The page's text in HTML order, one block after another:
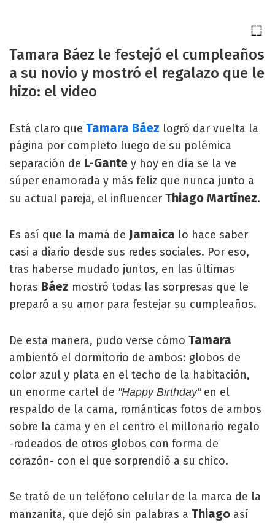
Tamara Báez le festejó el cumpleaños
a su novio y mostró el regalazo que le
hizo: el video
Está claro que Tamara Báez logró dar vuelta la
página por completo luego de su polémica
separación de L-Gante y hoy en día se la ve
súper enamorada y más feliz que nunca junto a
su actual pareja, el influencer Thiago Martínez.
Es así que la mamá de Jamaica lo hace saber
casi a diario desde sus redes sociales. Por eso,
tras haberse mudado juntos, en las últimas
horas Báez mostró todas las sorpresas que le
preparó a su amor para festejar su cumpleaños.
De esta manera, pudo verse cómo Tamara
ambientó el dormitorio de ambos: globos de
color azul y plata en el techo de la habitación,
un enorme cartel de "Happy Birthday"en el
respaldo de la cama, románticas fotos de ambos
sobre la cama y en el centro el millonario regalo
-rodeados de otros globos con forma de
corazón- con el que sorprendió a su chico.
Se trató de un teléfono celular de la marca de la
manzanita, que dejó sin palabras a Thiago así